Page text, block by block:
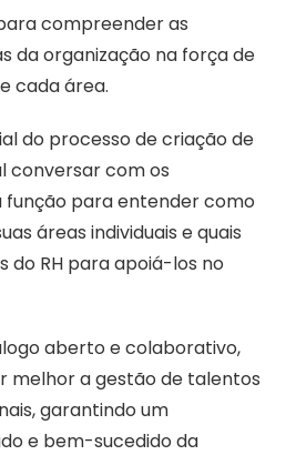
compreender as
da organização na força de
cada área.
do processo de criação de
conversar com os
função para entender como
áreas individuais e quais
do RH para apoiá-los no
aberto e colaborativo,
melhor a gestão de talentos
garantindo um
e bem-sucedido da